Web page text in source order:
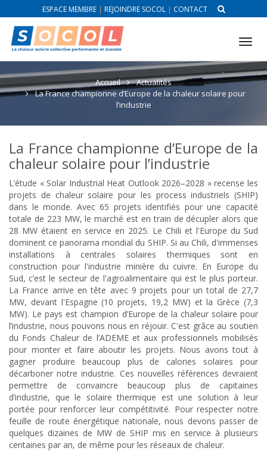
ESPACE MEMBRE| REJOINDRE SOCOL| CONTACT
Accueil
Actualités
La France championne d’Europe de la chaleur solaire pour
l’industrie
La France championne d’Europe de la
chaleur solaire pour l’industrie
L’étude « Solar Industrial Heat Outlook 2026–2028 » recense les
projets de chaleur solaire pour les process industriels (SHIP)
dans le monde. Avec 65 projets identifiés pour une capacité
totale de 223 MW, le marché est en train de décupler alors que
28 MW étaient en service en 2025. Le Chili et l'Europe du Sud
dominent ce panorama mondial du SHIP. Si au Chili, d'immenses
installations à centrales solaires thermiques sont en
construction pour l'industrie minière du cuivre. En Europe du
Sud, c’est le secteur de l'agroalimentaire qui est le plus porteur.
La France arrive en tête avec 9 projets pour un total de 27,7
MW, devant l'Espagne (10 projets, 19,2 MW) et la Grèce (7,3
MW). Le pays est champion d’Europe de la chaleur solaire pour
l’industrie, nous pouvons nous en réjouir. C'est grâce au soutien
du Fonds Chaleur de l’ADEME et aux professionnels mobilisés
pour monter et faire aboutir les projets. Nous avons tout à
gagner produire beaucoup plus de calories solaires pour
décarboner notre industrie. Ces nouvelles références devraient
permettre de convaincre beaucoup plus de capitaines
d’industrie, que le solaire thermique est une solution à leur
portée pour renforcer leur compétitivité. Pour respecter notre
feuille de route énergétique nationale, nous devons passer de
quelques dizaines de MW de SHIP mis en service à plusieurs
centaines par an, de même pour les réseaux de chaleur.